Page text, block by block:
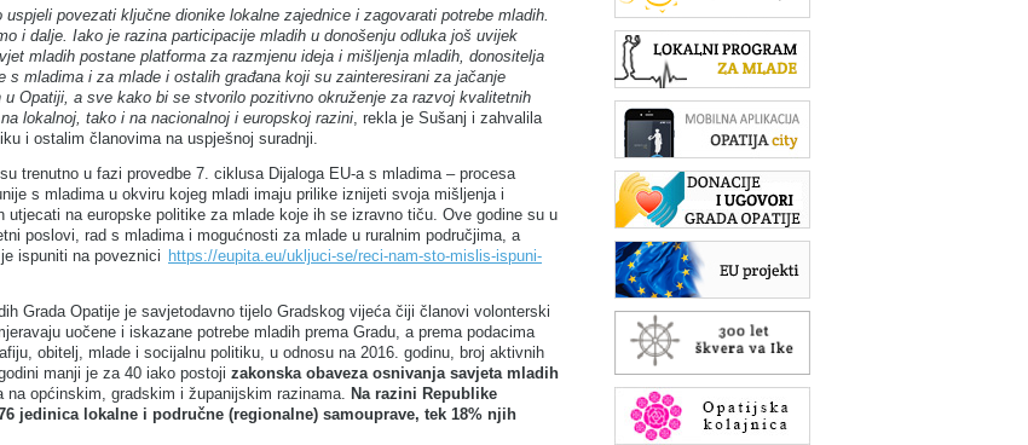
povezati ključne dionike lokalne zajednice i zagovarati potrebe mladih.
i dalje. Iako je razina participacije mladih u donošenju odluka još uvijek
mladih postane platforma za razmjenu ideja i mišljenja mladih, donositelja
s mladima i za mlade i ostalih građana koji su zainteresirani za jačanje
u Opatiji, a sve kako bi se stvorilo pozitivno okruženje za razvoj kvalitetnih
lokalnoj, tako i na nacionalnoj i europskoj razini , rekla je Sušanj i zahvalila
i ostalim članovima na uspješnoj suradnji.
trenutno u fazi provedbe 7. ciklusa Dijaloga EU-a s mladima – procesa
s mladima u okviru kojeg mladi imaju prilike iznijeti svoja mišljenja i
utjecati na europske politike za mlade koje ih se izravno tiču. Ove godine su u
poslovi, rad s mladima i mogućnosti za mlade u ruralnim područjima, a
ispuniti na poveznici https://eupita.eu/ukljuci-se/reci-nam-sto-mislis-ispuni-
Grada Opatije je savjetodavno tijelo Gradskog vijeća čiji članovi volonterski
uočene i iskazane potrebe mladih prema Gradu, a prema podacima
obitelj, mlade i socijalnu politiku, u odnosu na 2016. godinu, broj aktivnih
manji je za 40 iako postoji zakonska obaveza osnivanja savjeta mladih
općinskim, gradskim i županijskim razinama.
Na razini Republike
jedinica lokalne i područne (regionalne) samouprave, tek 18% njih